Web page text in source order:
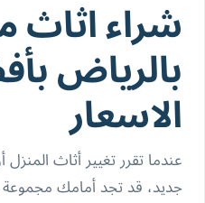
شراء
بالرياض
الاسعار
عندما تقرر تغيير أثاث المنزل
جديد، قد تجد أمامك مجموعة